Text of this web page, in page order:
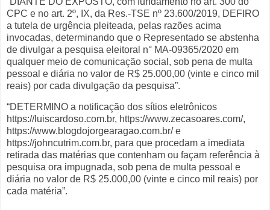
CPC e no art. 2º, IX, da Res.-TSE nº 23.600/2019, DEFIRO
a tutela de urgência pleiteada, pelas razões acima
invocadas, determinando que o Representado se abstenha
de divulgar a pesquisa eleitoral n° MA-09365/2020 em
qualquer meio de comunicação social, sob pena de multa
pessoal e diária no valor de R$ 25.000,00 (vinte e cinco mil
reais) por cada divulgação da pesquisa”.
“DETERMINO a notificação dos sítios eletrônicos
https://luiscardoso.com.br, https://www.zecasoares.com/,
https://www.blogdojorgearagao.com.br/ e
https://johncutrim.com.br, para que procedam a imediata
retirada das matérias que contenham ou façam referência à
pesquisa ora impugnada, sob pena de multa pessoal e
diária no valor de R$ 25.000,00 (vinte e cinco mil reais) por
cada matéria”.